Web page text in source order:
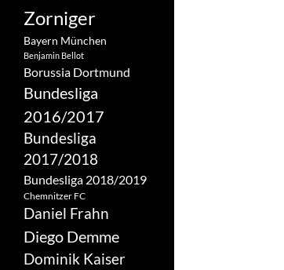
Zorniger
Bayern München
Benjamin Bellot
Borussia Dortmund
Bundesliga
2016/2017
Bundesliga
2017/2018
Bundesliga 2018/2019
Chemnitzer FC
Daniel Frahn
Diego Demme
Dominik Kaiser